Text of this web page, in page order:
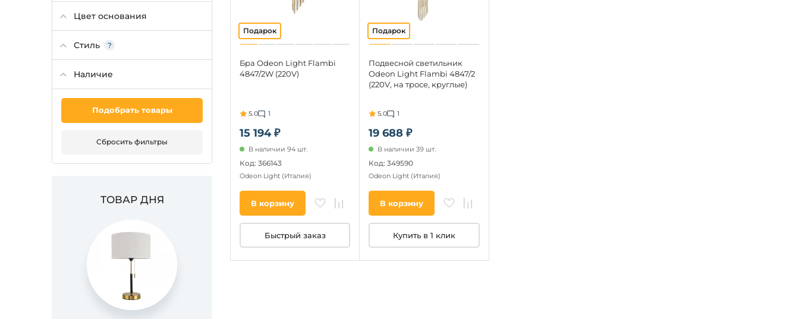
Цвет основания
Стиль
Наличие
Подобрать товары
Сбросить фильтры
ТОВАР ДНЯ
15 194 ₽
Бра Odeon Light Flambi
4847/2W (220V)
5.0 1
В наличии 94 шт.
Код: 366143
Odeon Light (Италия)
В корзину
Быстрый заказ
19 688 ₽
Подвесной светильник
Odeon Light Flambi 4847/2
(220V, на тросе, круглые)
5.0 1
В наличии 39 шт.
Код: 349590
Odeon Light (Италия)
В корзину
Купить в 1 клик